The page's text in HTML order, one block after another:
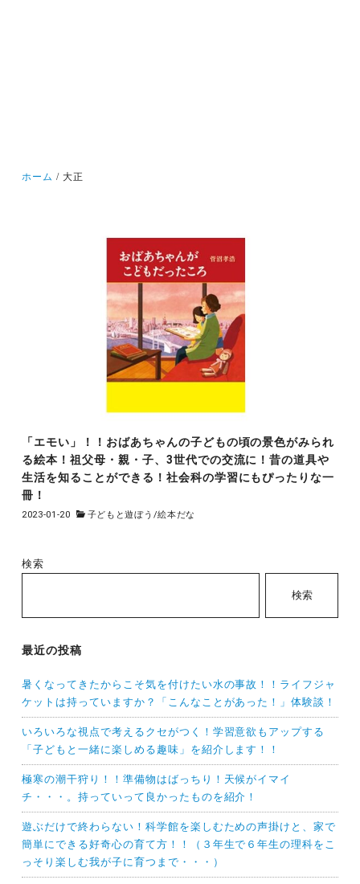
ホーム 大正
「エモい」！！おばあちゃんの子どもの頃の景色がみられ
る絵本！祖父母・親・子、3世代での交流に！昔の道具や
生活を知ることができる！社会科の学習にもぴったりな一
冊！
2023-01-20 子どもと遊ぼう /絵本だな
検索
検索
最近の投稿
暑くなってきたからこそ気を付けたい水の事故！！ライフジャ
ケットは持っていますか？「こんなことがあった！」体験談！
いろいろな視点で考えるクセがつく！学習意欲もアップする
「子どもと一緒に楽しめる趣味」を紹介します！！
極寒の潮干狩り！！準備物はばっちり！天候がイマイ
チ・・・。持っていって良かったものを紹介！
遊ぶだけで終わらない！科学館を楽しむための声掛けと、家で
簡単にできる好奇心の育て方！！（３年生で６年生の理科をこ
っそり楽しむ我が子に育つまで・・・）